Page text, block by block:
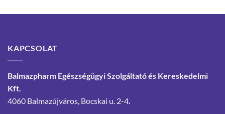
KAPCSOLAT
Balmazpharm Egészségügyi Szolgáltató és Kereskedelmi
Kft.
4060 Balmazújváros, Bocskai u. 2-4.